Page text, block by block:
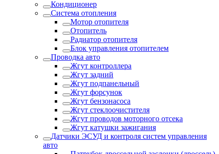
Кондиционер
Система отопления
Мотор отопителя
Отопитель
Радиатор отопителя
Блок управления отопителем
Проводка авто
Жгут контроллера
Жгут задний
Жгут подпанельный
Жгут форсунок
Жгут бензонасоса
Жгут стеклоочистителя
Жгут проводов моторного отсека
Жгут катушки зажигания
Датчики ЭСУД и контроля систем управления
авто